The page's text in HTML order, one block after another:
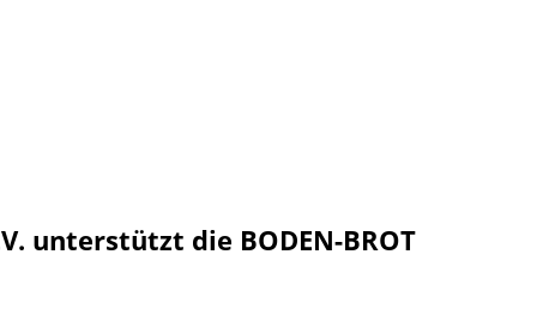
unterstützt die BODEN-BROT